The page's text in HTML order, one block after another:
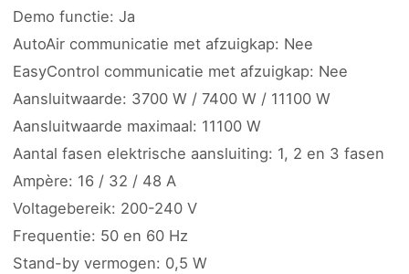
Demo functie: Ja
AutoAir communicatie met afzuigkap: Nee
EasyControl communicatie met afzuigkap: Nee
Aansluitwaarde: 3700 W / 7400 W / 11100 W
Aansluitwaarde maximaal: 11100 W
Aantal fasen elektrische aansluiting: 1, 2 en 3 fasen
Ampère: 16 / 32 / 48 A
Voltagebereik: 200-240 V
Frequentie: 50 en 60 Hz
Stand-by vermogen: 0,5 W